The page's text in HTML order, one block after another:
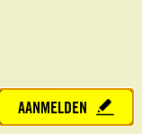
AANMELDEN